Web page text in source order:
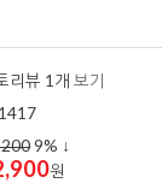
리뷰 1개보기
9% ↓
원